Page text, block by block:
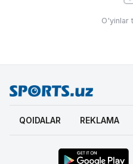
O'yinlar
QOIDALAR REKLAMA